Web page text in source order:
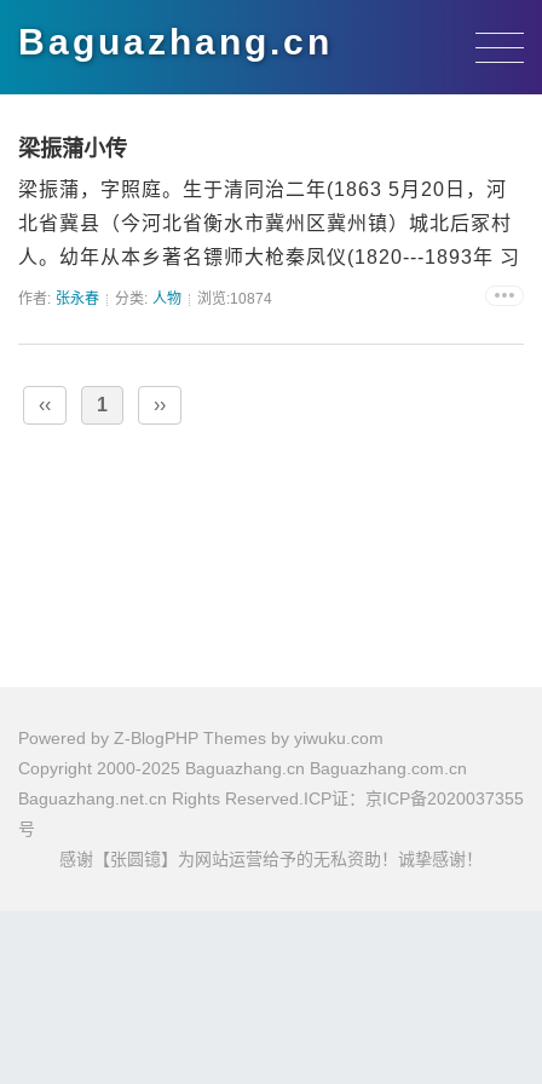
Baguazhang.cn
梁振蒲小传
梁振蒲，字照庭。生于清同治二年(1863 5月20日，河
北省冀县（今河北省衡水市冀州区冀州镇）城北后冢村
人。幼年从本乡著名镖师大枪秦凤仪(1820---1893年 习
弹腿...
作者: 张永春 分类: 人物 浏览:10874
‹‹ 1 ››
Powered by Z-BlogPHP Themes by yiwuku.com
Copyright 2000-2025 Baguazhang.cn Baguazhang.com.cn
Baguazhang.net.cn Rights Reserved.ICP证：京ICP备2020037355
号
感谢【张圆镱】为网站运营给予的无私资助！诚挚感谢！